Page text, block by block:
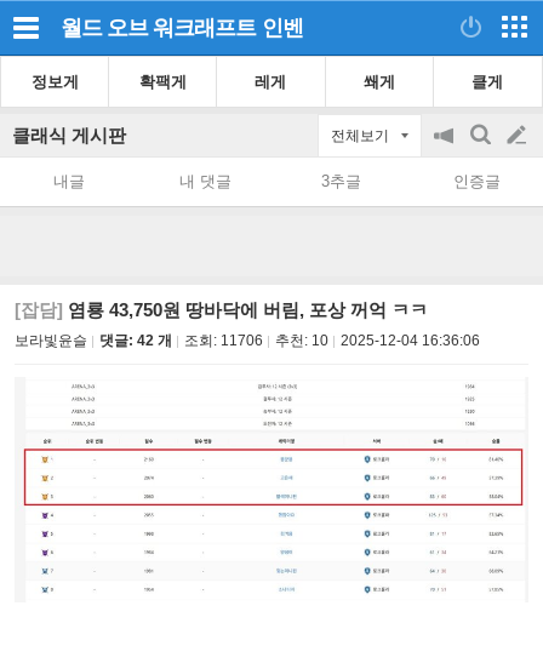
월드 오브 워크래프트 인벤
정보게 확팩게 레게 쐐게 클게
클래식 게시판 전체보기
공
on/off
검
색
글
쓰
내글 내 댓글 3추글 인증글
[잡담] 염룡 43,750원 땅바닥에 버림, 포상 꺼억 ㅋㅋ
보라빛윤슬 댓글: 42 개 조회: 11706 추천: 10 2025-12-04 16:36:06